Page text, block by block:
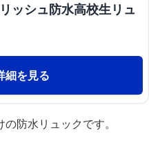
ッシュ防水高校生リュ
細を見る
防水リュックです。